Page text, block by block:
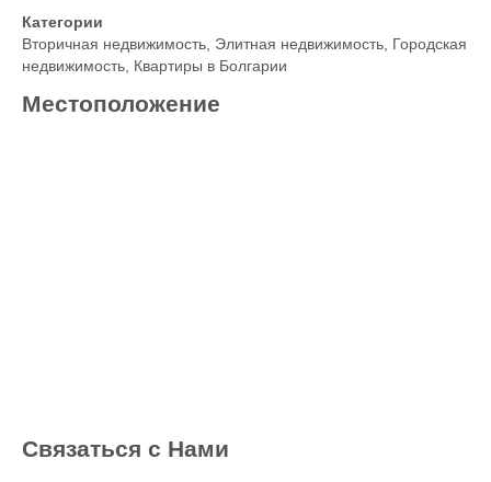
Категории
Вторичная недвижимость, Элитная недвижимость, Городская
недвижимость, Квартиры в Болгарии
Местоположение
Связаться с Нами